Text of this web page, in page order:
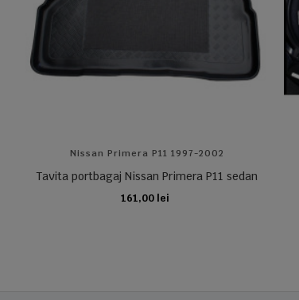
Nissan Primera P11 1997-2002
Tavita portbagaj Nissan Primera P11 sedan
161,00 lei
ADAUGA IN COS